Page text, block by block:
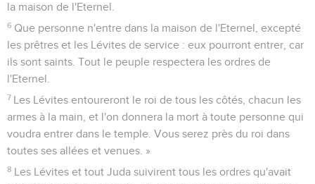
la maison de l'Eternel.
6 Que personne n'entre dans la maison de l'Eternel, excepté
les prêtres et les Lévites de service : eux pourront entrer, car
ils sont saints. Tout le peuple respectera les ordres de
l'Eternel.
7 Les Lévites entoureront le roi de tous les côtés, chacun les
armes à la main, et l'on donnera la mort à toute personne qui
voudra entrer dans le temple. Vous serez près du roi dans
toutes ses allées et venues. »
8 Les Lévites et tout Juda suivirent tous les ordres qu'avait